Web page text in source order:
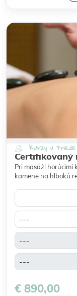
Kurzy v triede
Certifikovaný
Pri masáži horúcimi
kamene na hlbokú
€ 890,00